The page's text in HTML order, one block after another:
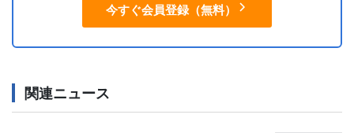
今すぐ会員登録（無料）
関連ニュース